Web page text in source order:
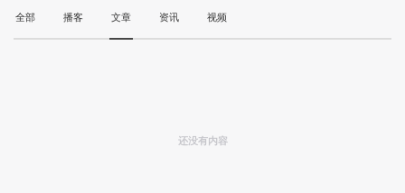
全部 播客 文章 资讯 视频
还没有内容